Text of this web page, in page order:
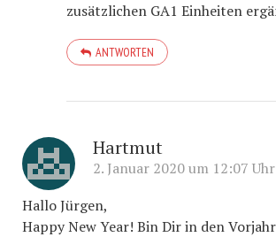
zusätzlichen GA1 Einheiten
ANTWORTEN
Hartmut
2. Januar 2020 um 12:07 Uhr
Hallo Jürgen,
Happy New Year! Bin Dir in den